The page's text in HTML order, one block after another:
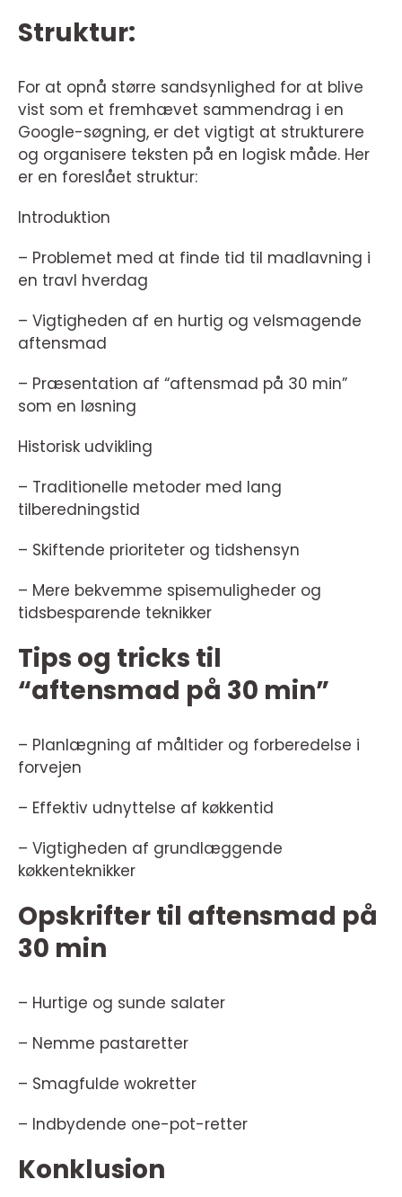
Struktur:
For at opnå større sandsynlighed for at blive
vist som et fremhævet sammendrag i en
Google-søgning, er det vigtigt at strukturere
og organisere teksten på en logisk måde. Her
er en foreslået struktur:
Introduktion
– Problemet med at finde tid til madlavning i
en travl hverdag
– Vigtigheden af en hurtig og velsmagende
aftensmad
– Præsentation af “aftensmad på 30 min”
som en løsning
Historisk udvikling
– Traditionelle metoder med lang
tilberedningstid
– Skiftende prioriteter og tidshensyn
– Mere bekvemme spisemuligheder og
tidsbesparende teknikker
Tips og tricks til
“aftensmad på 30 min”
– Planlægning af måltider og forberedelse i
forvejen
– Effektiv udnyttelse af køkkentid
– Vigtigheden af grundlæggende
køkkenteknikker
Opskrifter til aftensmad på
30 min
– Hurtige og sunde salater
– Nemme pastaretter
– Smagfulde wokretter
– Indbydende one-pot-retter
Konklusion